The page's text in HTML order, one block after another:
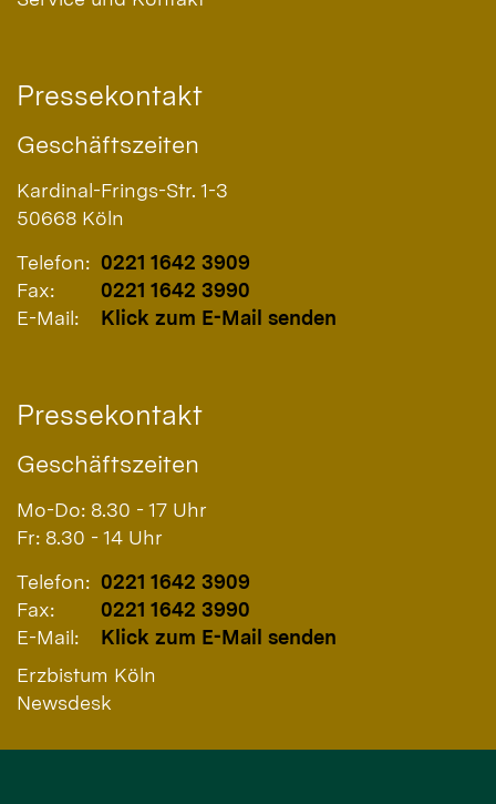
Pressekontakt
Geschäftszeiten
Kardinal-Frings-Str. 1-3
50668 Köln
Telefon: 0221 1642 3909
Fax:
0221 1642 3990
E-Mail:
Klick zum E-Mail senden
Pressekontakt
Geschäftszeiten
Mo-Do: 8.30 - 17 Uhr
Fr: 8.30 - 14 Uhr
Telefon: 0221 1642 3909
Fax:
0221 1642 3990
E-Mail:
Klick zum E-Mail senden
Erzbistum Köln
Newsdesk